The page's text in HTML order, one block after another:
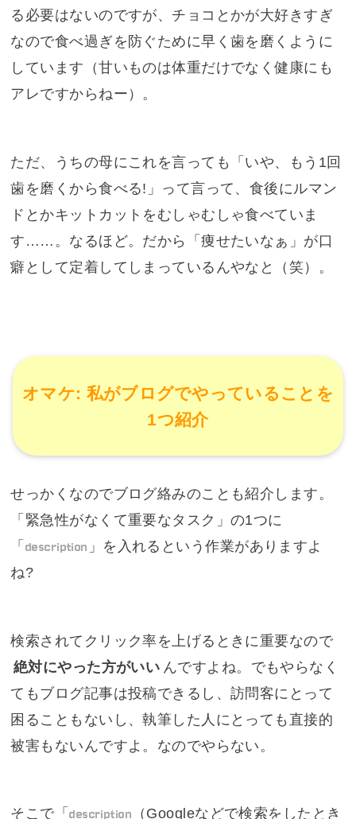
る必要はないのですが、チョコとかが大好きすぎ
なので食べ過ぎを防ぐために早く歯を磨くように
しています（甘いものは体重だけでなく健康にも
アレですからねー）。
ただ、うちの母にこれを言っても「いや、もう1回
歯を磨くから食べる!」って言って、食後にルマン
ドとかキットカットをむしゃむしゃ食べていま
す……。なるほど。だから「痩せたいなぁ」が口
癖として定着してしまっているんやなと（笑）。
オマケ: 私がブログでやっていることを
1つ紹介
せっかくなのでブログ絡みのことも紹介します。
「緊急性がなくて重要なタスク」の1つに
「 description 」を入れるという作業がありますよ
ね?
検索されてクリック率を上げるときに重要なので
絶対にやった方がいい んですよね。でもやらなく
てもブログ記事は投稿できるし、訪問客にとって
困ることもないし、執筆した人にとっても直接的
被害もないんですよ。なのでやらない。
そこで「description （Googleなどで検索をしたとき